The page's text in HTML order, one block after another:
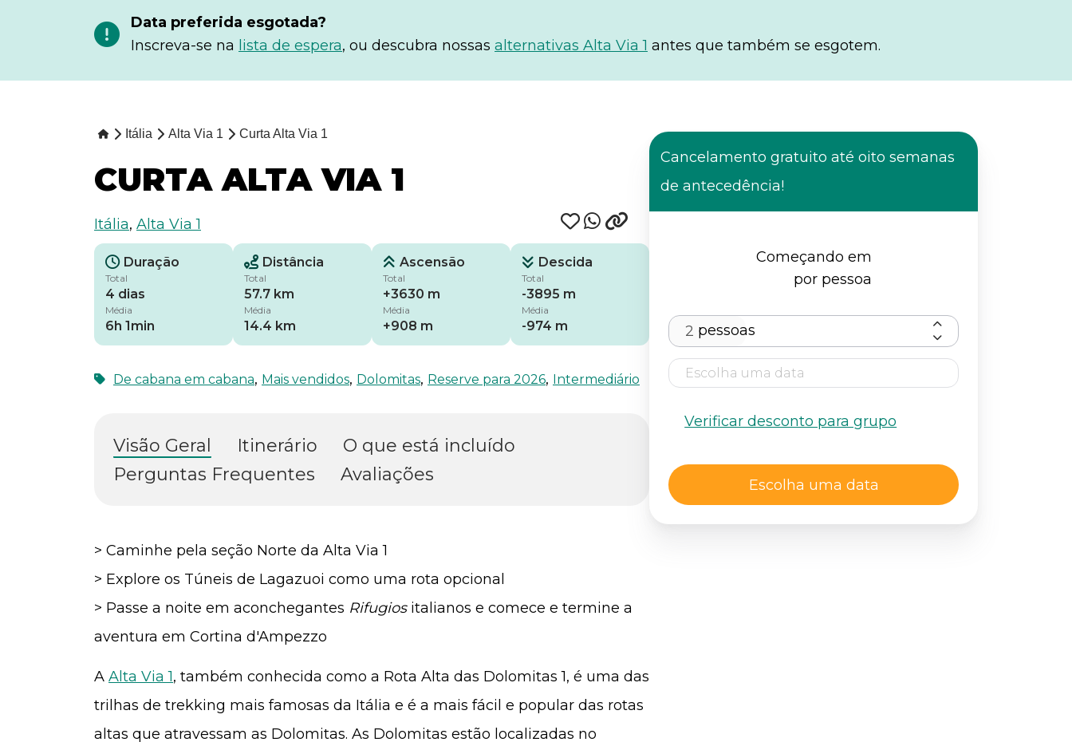
Data preferida esgotada?
Inscreva-se na lista de espera, ou descubra nossas alternativas Alta Via 1 antes que também se esgotem.
Itália Alta Via 1 Curta Alta Via 1
CURTA ALTA VIA 1
Itália, Alta Via 1
Duração
Total
4 dias
Média
6h 1min
Distância
Total
57.7 km
Média
14.4 km
Ascensão
Total
+3630 m
Média
+908 m
Descida
Total
-3895 m
Média
-974 m
De cabana em cabana, Mais vendidos, Dolomitas, Reserve para 2026, Intermediário
Visão Geral Itinerário
O que está incluído
Perguntas Frequentes
Avaliações
> Caminhe pela seção Norte da Alta Via 1
> Explore os Túneis de Lagazuoi como uma rota opcional
> Passe a noite em aconchegantes Rifugiositalianos e comece e termine a
aventura em Cortina d'Ampezzo
A Alta Via 1, também conhecida como a Rota Alta das Dolomitas 1, é uma das
trilhas de trekking mais famosas da Itália e é a mais fácil e popular das rotas
altas que atravessam as Dolomitas. As Dolomitas estão localizadas no
Cancelamento gratuito até oito semanas
de antecedência!
Começando em
por pessoa
pessoas
Verificar desconto para grupo
Escolha uma data